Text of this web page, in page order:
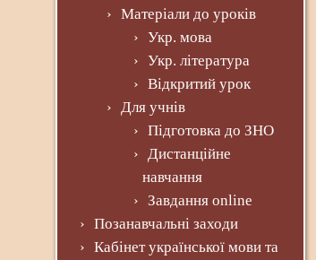
Матеріали до уроків
Укр. мова
Укр. література
Відкритий урок
Для учнів
Підготовка до ЗНО
Дистанційне
навчання
Завдання online
Позанавчальні заходи
Кабінет української мови та